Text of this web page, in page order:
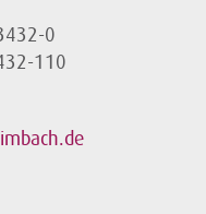
0
110